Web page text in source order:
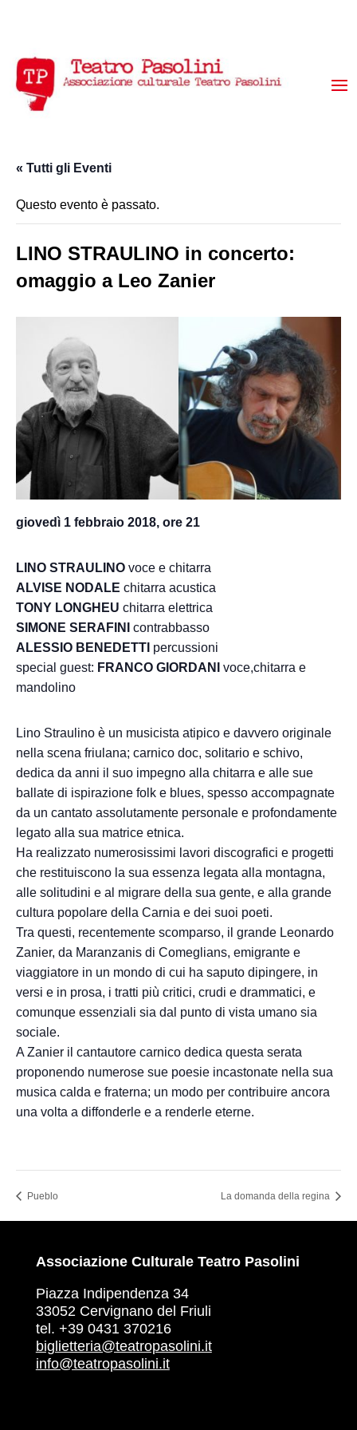
« Tutti gli Eventi
Questo evento è passato.
LINO STRAULINO in concerto:
omaggio a Leo Zanier
giovedì 1 febbraio 2018, ore 21
LINO STRAULINO voce e chitarra
ALVISE NODALE chitarra acustica
TONY LONGHEU chitarra elettrica
SIMONE SERAFINI
contrabbasso
ALESSIO BENEDETTI percussioni
special guest: FRANCO GIORDANI
voce,chitarra e
mandolino
Lino Straulino è un musicista atipico e davvero originale
nella scena friulana; carnico doc, solitario e schivo,
dedica da anni il suo impegno alla chitarra e alle sue
ballate di ispirazione folk e blues, spesso accompagnate
da un cantato assolutamente personale e profondamente
legato alla sua matrice etnica.
Ha realizzato numerosissimi lavori discografici e progetti
che restituiscono la sua essenza legata alla montagna,
alle solitudini e al migrare della sua gente, e alla grande
cultura popolare della Carnia e dei suoi poeti.
Tra questi, recentemente scomparso, il grande Leonardo
Zanier, da Maranzanis di Comeglians, emigrante e
viaggiatore in un mondo di cui ha saputo dipingere, in
versi e in prosa, i tratti più critici, crudi e drammatici, e
comunque essenziali sia dal punto di vista umano sia
sociale.
A Zanier il cantautore carnico dedica questa serata
proponendo numerose sue poesie incastonate nella sua
musica calda e fraterna; un modo per contribuire ancora
una volta a diffonderle e a renderle eterne.
Pueblo La domanda della regina
Associazione Culturale Teatro Pasolini
Piazza Indipendenza 34
33052 Cervignano del Friuli
tel. +39 0431 370216
biglietteria@teatropasolini.it
info@teatropasolini.it